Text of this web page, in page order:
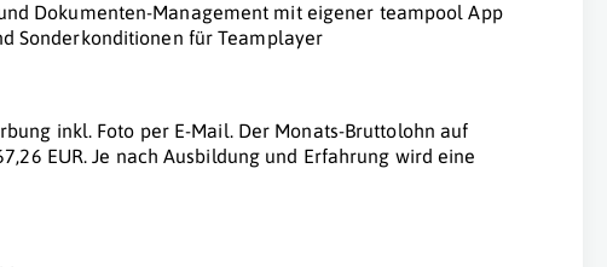
Dokumenten-Management mit eigener teampool App
Sonderkonditionen für Teamplayer
inkl. Foto per E-Mail. Der Monats-Bruttolohn auf
EUR. Je nach Ausbildung und Erfahrung wird eine